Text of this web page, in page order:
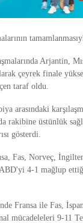
Arjantin,
çeyrek finale
taraf oldu.
arasındaki
rakibine üstünlük
gösterdi.
Fas, Norveç,
4-1 mağlup
Fransa ile Fas,
mücadeleleri 9-11